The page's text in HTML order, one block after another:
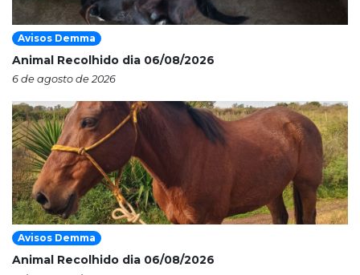
Avisos Demma
Animal Recolhido dia 06/08/2026
6 de agosto de 2026
Avisos Demma
Animal Recolhido dia 06/08/2026